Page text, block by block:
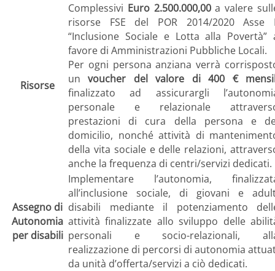
Risorse
Complessivi Euro 2.500.000,00a valere
risorse FSE del POR 2014/2020 Asse
“Inclusione Sociale e Lotta alla Povertà”
favore di Amministrazioni Pubbliche Locali.
Per ogni persona anziana verrà
unvoucher del valore di 400 €
finalizzato ad assicurargli
personale e relazionale
prestazioni di cura della persona e
domicilio, nonché attività di
della vita sociale e delle relazioni,
anche la frequenza di centri/servizi dedicati.
Assegno di
Autonomia
per disabili
Implementare l’autonomia,
all’inclusione sociale, di giovani e
disabili mediante il potenziamento
attività finalizzate allo sviluppo delle
personali e socio-relazionali,
realizzazione di percorsi di autonomia
da unità d’offerta/servizi a ciò dedicati.